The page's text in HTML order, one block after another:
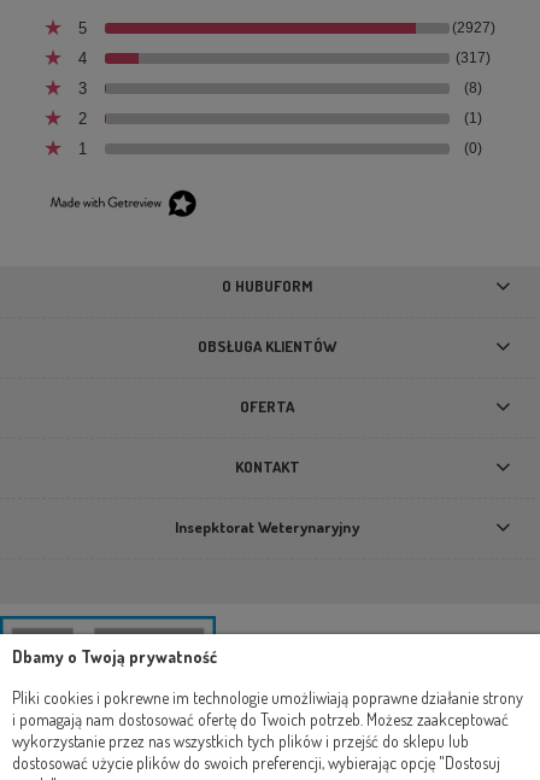
bezzbożowa sucha karma monobiałkowa dla psa
5 (2927)
4 (317)
3 (8)
2 (1)
1 (0)
O HUBUFORM
OBSŁUGA KLIENTÓW
OFERTA
KONTAKT
Insepktorat Weterynaryjny
Dbamy o Twoją prywatność
Pliki cookies i pokrewne im technologie umożliwiają poprawne działanie strony
i pomagają nam dostosować ofertę do Twoich potrzeb. Możesz zaakceptować
wykorzystanie przez nas wszystkich tych plików i przejść do sklepu lub
dostosować użycie plików do swoich preferencji, wybierając opcję "Dostosuj